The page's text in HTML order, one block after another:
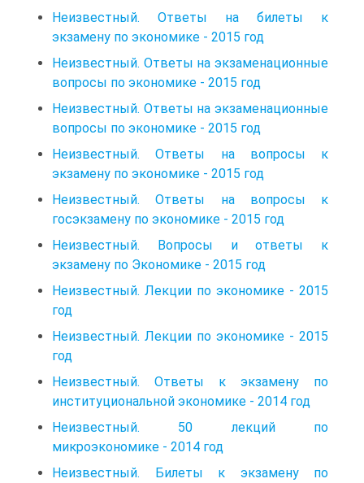
Неизвестный. Ответы на билеты к
экзамену по экономике - 2015 год
Неизвестный. Ответы на экзаменационные
вопросы по экономике - 2015 год
Неизвестный. Ответы на экзаменационные
вопросы по экономике - 2015 год
Неизвестный. Ответы на вопросы к
экзамену по экономике - 2015 год
Неизвестный. Ответы на вопросы к
госэкзамену по экономике - 2015 год
Неизвестный. Вопросы и ответы к
экзамену по Экономике - 2015 год
Неизвестный. Лекции по экономике - 2015
год
Неизвестный. Лекции по экономике - 2015
год
Неизвестный. Ответы к экзамену по
институциональной экономике - 2014 год
Неизвестный. 50 лекций по
микроэкономике - 2014 год
Неизвестный. Билеты к экзамену по